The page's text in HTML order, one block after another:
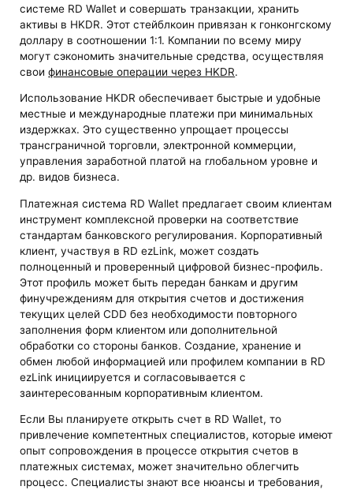
системе RD Wallet и совершать транзакции, хранить
активы в HKDR. Этот стейблкоин привязан к гонконгскому
доллару в соотношении 1:1. Компании по всему миру
могут сэкономить значительные средства, осуществляя
своифинансовые операции через HKDR.
Использование HKDR обеспечивает быстрые и удобные
местные и международные платежи при минимальных
издержках. Это существенно упрощает процессы
трансграничной торговли, электронной коммерции,
управления заработной платой на глобальном уровне и
др. видов бизнеса.
Платежная система RD Wallet предлагает своим клиентам
инструмент комплексной проверки на соответствие
стандартам банковского регулирования. Корпоративный
клиент, участвуя в RD ezLink, может создать
полноценный и проверенный цифровой бизнес-профиль.
Этот профиль может быть передан банкам и другим
финучреждениям для открытия счетов и достижения
текущих целей CDD без необходимости повторного
заполнения форм клиентом или дополнительной
обработки со стороны банков. Создание, хранение и
обмен любой информацией или профилем компании в RD
ezLink инициируется и согласовывается с
заинтересованным корпоративным клиентом.
Если Вы планируете открыть счет в RD Wallet, то
привлечение компетентных специалистов, которые имеют
опыт сопровождения в процессе открытия счетов в
платежных системах, может значительно облегчить
процесс. Специалисты знают все нюансы и требования,